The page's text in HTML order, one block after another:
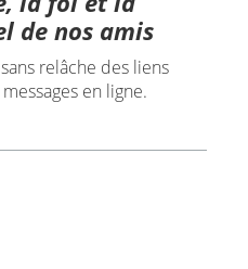
de nos amis
relâche des liens
en ligne.